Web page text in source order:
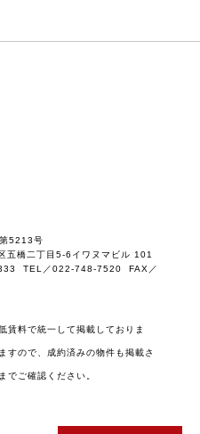
5213号
橋二丁目5-6イワヌマビル 101
TEL／022-748-7520 FAX／
賃料で統一して掲載しておりま
すので、成約済みの物件も掲載さ
でご確認ください。